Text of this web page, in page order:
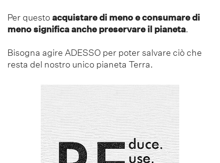
Per questoacquistare di meno e consumare di
meno significa anche preservare il pianeta.
Bisogna agire ADESSO per poter salvare ciò che
resta del nostro unico pianeta Terra.